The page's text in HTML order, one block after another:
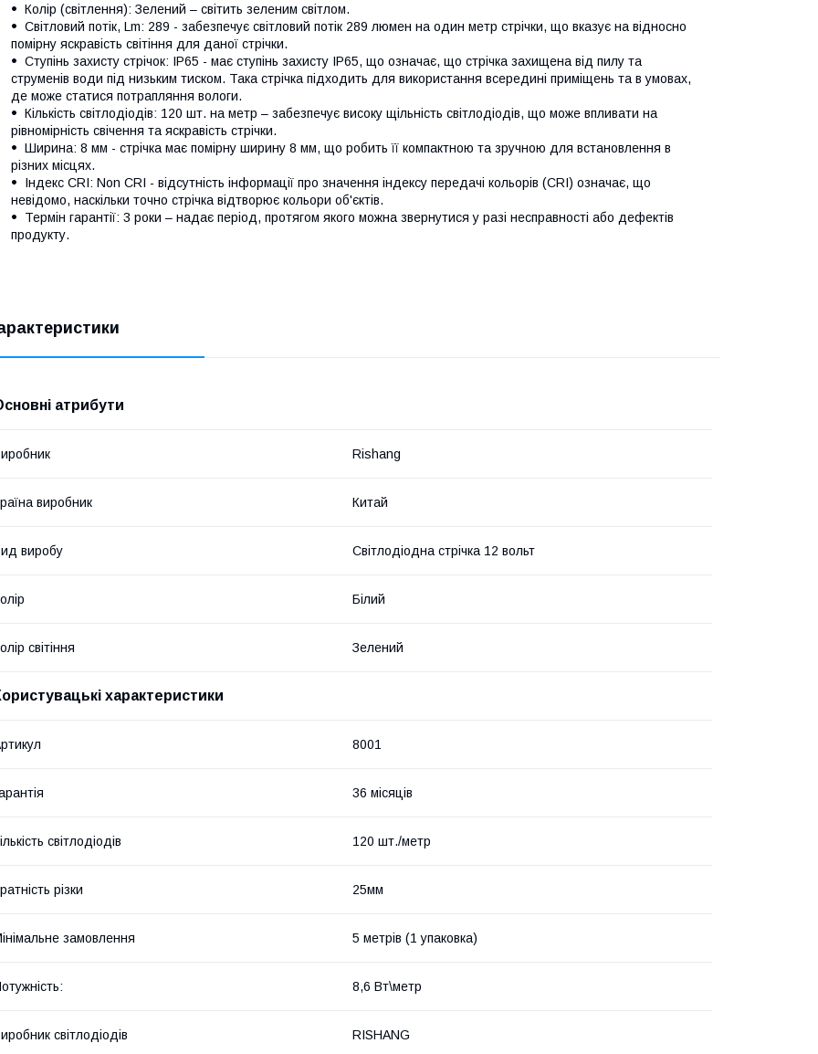
Колір (світлення): Зелений – світить зеленим світлом.
Світловий потік, Lm: 289 - забезпечує світловий потік 289 люмен на один метр стрічки, що вказує на відносно
помірну яскравість світіння для даної стрічки.
Ступінь захисту стрічок: IP65 - має ступінь захисту IP65, що означає, що стрічка захищена від пилу та
струменів води під низьким тиском. Така стрічка підходить для використання всередині приміщень та в умовах,
де може статися потрапляння вологи.
Кількість світлодіодів: 120 шт. на метр – забезпечує високу щільність світлодіодів, що може впливати на
рівномірність свічення та яскравість стрічки.
Ширина: 8 мм - стрічка має помірну ширину 8 мм, що робить її компактною та зручною для встановлення в
різних місцях.
Індекс CRI: Non CRI - відсутність інформації про значення індексу передачі кольорів (CRI) означає, що
невідомо, наскільки точно стрічка відтворює кольори об'єктів.
Термін гарантії: 3 роки – надає період, протягом якого можна звернутися у разі несправності або дефектів
продукту.
атрибути
Rishang
виробник Китай
виробу Світлодіодна стрічка 12 вольт
Білий
світіння Зелений
характеристики
8001
36 місяців
світлодіодів 120 шт./метр
різки 25мм
замовлення 5 метрів (1 упаковка)
8,6 Вт\метр
світлодіодів RISHANG